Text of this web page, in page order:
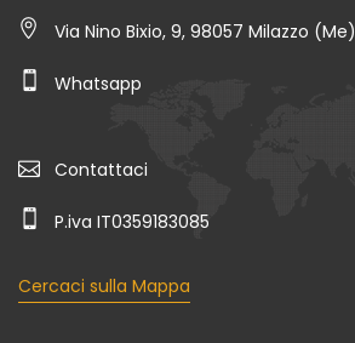
Via Nino Bixio, 9, 98057 Milazzo (Me)
Whatsapp
Contattaci
P.iva IT0359183085
Cercaci sulla Mappa